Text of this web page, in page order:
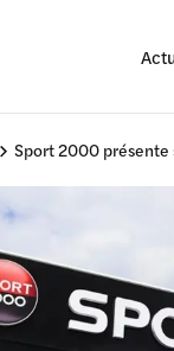
Sport 2000 présente